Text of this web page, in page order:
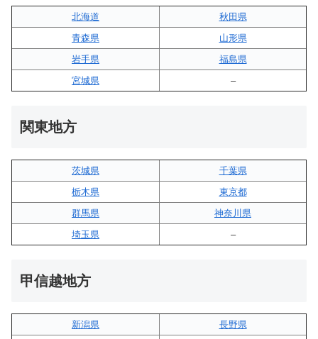
北海道
秋田県
青森県
山形県
岩手県
福島県
宮城県
–
関東地方
茨城県
千葉県
栃木県
東京都
群馬県
神奈川県
埼玉県
–
甲信越地方
新潟県
長野県